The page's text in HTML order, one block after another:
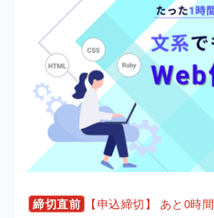
締切直前 【申込締切】 あと0時間